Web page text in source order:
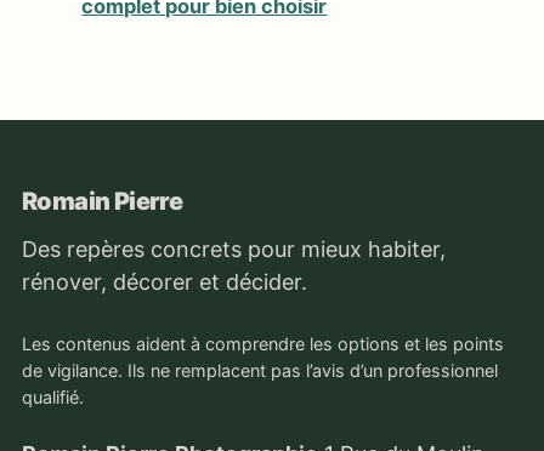
complet pour bien choisir
Romain Pierre
Des repères concrets pour mieux habiter,
rénover, décorer et décider.
Les contenus aident à comprendre les options et les points
de vigilance. Ils ne remplacent pas l’avis d’un professionnel
qualifié.